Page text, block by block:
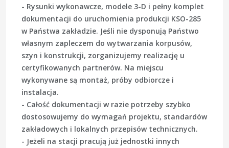
- Rysunki wykonawcze, modele 3-D i pełny komplet
dokumentacji do uruchomienia produkcji KSO-285
w Państwa zakładzie. Jeśli nie dysponują Państwo
własnym zapleczem do wytwarzania korpusów,
szyn i konstrukcji, zorganizujemy realizację u
certyfikowanych partnerów. Na miejscu
wykonywane są montaż, próby odbiorcze i
instalacja.
- Całość dokumentacji w razie potrzeby szybko
dostosowujemy do wymagań projektu, standardów
zakładowych i lokalnych przepisów technicznych.
- Jeżeli na stacji pracują już jednostki innych